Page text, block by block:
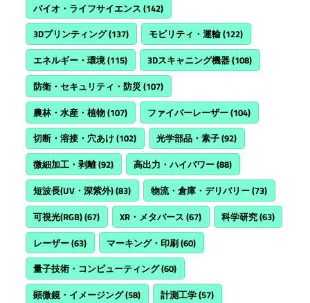
バイオ・ライフサイエンス (142)
3Dプリンティング(137) モビリティ・運輸(122)
エネルギー・環境(115) 3Dスキャニング機器(108)
防衛・セキュリティ・防災 (107)
農林・水産・植物(107) ファイバーレーザー(104)
切断・溶接・穴あけ(102) 光学部品・素子(92)
微細加工・剥離(92) 高出力・ハイパワー(88)
短波長(UV・深紫外)(83) 物流・倉庫・デリバリー(73)
可視光(RGB)(67) XR・メタバース (67) 科学研究(63)
レーザー(63) マーキング・印刷(60)
量子技術・コンピューティング(60)
顕微鏡・イメージング(58) 計測工学(57)